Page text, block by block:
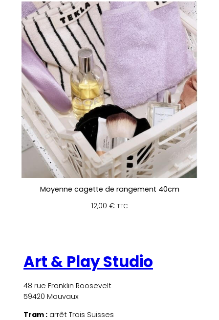
Moyenne cagette de rangement 40cm
12,00 € TTC
Art & Play Studio
48 rue Franklin Roosevelt
59420 Mouvaux
Tram : arrêt Trois Suisses